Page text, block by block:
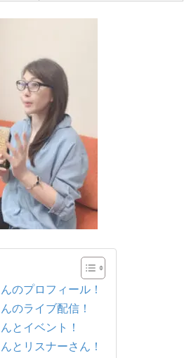
のプロフィール！
のライブ配信！
とイベント！
とリスナーさん！